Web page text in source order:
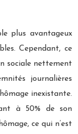
plus avantageux
Cependant, ce
sociale nettement
journalières
inexistante.
à 50% de son
ce qui n’est